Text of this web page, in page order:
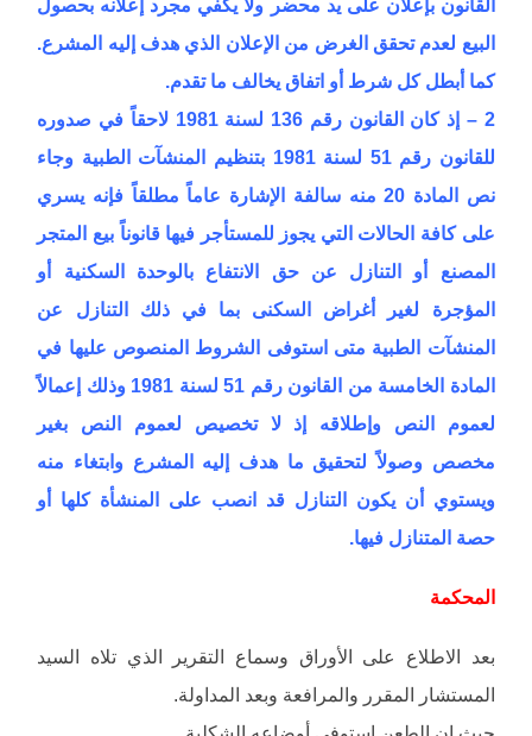
القانون بإعلان على يد محضر ولا يكفي مجرد إعلانه بحصول
البيع لعدم تحقق الغرض من الإعلان الذي هدف إليه المشرع.
كما أبطل كل شرط أو اتفاق يخالف ما تقدم.
2 – إذ كان القانون رقم 136 لسنة 1981 لاحقاً في صدوره
للقانون رقم 51 لسنة 1981 بتنظيم المنشآت الطبية وجاء
نص المادة 20 منه سالفة الإشارة عاماً مطلقاً فإنه يسري
على كافة الحالات التي يجوز للمستأجر فيها قانوناً بيع المتجر
المصنع أو التنازل عن حق الانتفاع بالوحدة السكنية أو
المؤجرة لغير أغراض السكنى بما في ذلك التنازل عن
المنشآت الطبية متى استوفى الشروط المنصوص عليها في
المادة الخامسة من القانون رقم 51 لسنة 1981 وذلك إعمالاً
لعموم النص وإطلاقه إذ لا تخصيص لعموم النص بغير
مخصص وصولاً لتحقيق ما هدف إليه المشرع وابتغاء منه
ويستوي أن يكون التنازل قد انصب على المنشأة كلها أو
حصة المتنازل فيها.
المحكمة
بعد الاطلاع على الأوراق وسماع التقرير الذي تلاه السيد
المستشار المقرر والمرافعة وبعد المداولة.